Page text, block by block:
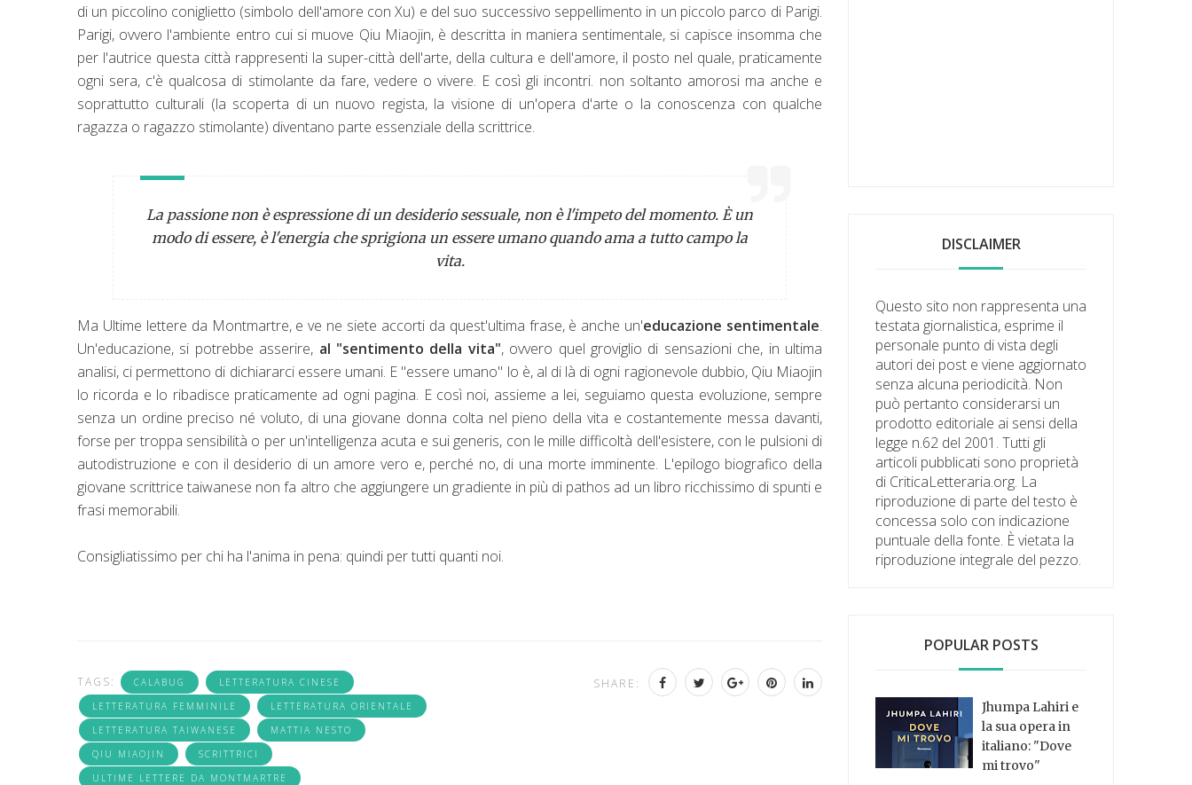
di un piccolino coniglietto (simbolo dell'amore con Xu) e del suo successivo seppellimento in un piccolo parco di Parigi.
Parigi, ovvero l'ambiente entro cui si muove Qiu Miaojin, è descritta in maniera sentimentale, si capisce insomma che
per l'autrice questa città rappresenti la super-città dell'arte, della cultura e dell'amore, il posto nel quale, praticamente
ogni sera, c'è qualcosa di stimolante da fare, vedere o vivere. E così gli incontri. non soltanto amorosi ma anche e
soprattutto culturali (la scoperta di un nuovo regista, la visione di un'opera d'arte o la conoscenza con qualche
ragazza o ragazzo stimolante) diventano parte essenziale della scrittrice.
La passione non è espressione di un desiderio sessuale, non è l'impeto del momento. È un
modo di essere, è l'energia che sprigiona un essere umano quando ama a tutto campo la
vita.
Ma Ultime lettere da Montmartre, e ve ne siete accorti da quest'ultima frase, è anche un'educazione sentimentale.
Un'educazione, si potrebbe asserire, al "sentimento della vita", ovvero quel groviglio di sensazioni che, in ultima
analisi, ci permettono di dichiararci essere umani. E "essere umano" lo è, al di là di ogni ragionevole dubbio, Qiu Miaojin
lo ricorda e lo ribadisce praticamente ad ogni pagina. E così noi, assieme a lei, seguiamo questa evoluzione, sempre
senza un ordine preciso né voluto, di una giovane donna colta nel pieno della vita e costantemente messa davanti,
forse per troppa sensibilità o per un'intelligenza acuta e sui generis, con le mille difficoltà dell'esistere, con le pulsioni di
autodistruzione e con il desiderio di un amore vero e, perché no, di una morte imminente. L'epilogo biografico della
giovane scrittrice taiwanese non fa altro che aggiungere un gradiente in più di pathos ad un libro ricchissimo di spunti e
frasi memorabili.
Consigliatissimo per chi ha l'anima in pena: quindi per tutti quanti noi.
TAGS: CALABUG
LETTERATURA CINESE
LETTERATURA FEMMINILE
LETTERATURA ORIENTALE
LETTERATURA TAIWANESE
MATTIA NESTO
QIU MIAOJIN
SCRITTRICI
ULTIME LETTERE DA MONTMARTRE
SHARE:
DISCLAIMER
Questo sito non rappresenta una
testata giornalistica, esprime il
personale punto di vista degli
autori dei post e viene aggiornato
senza alcuna periodicità. Non
può pertanto considerarsi un
prodotto editoriale ai sensi della
legge n.62 del 2001. Tutti gli
articoli pubblicati sono proprietà
di CriticaLetteraria.org. La
riproduzione di parte del testo è
concessa solo con indicazione
puntuale della fonte. È vietata la
riproduzione integrale del pezzo.
POPULAR POSTS
Jhumpa Lahiri e
la sua opera in
italiano: "Dove
mi trovo"